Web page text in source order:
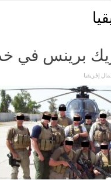
برينس في
إفريقيا